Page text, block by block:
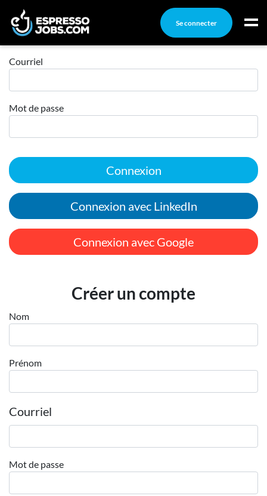
Se connecter
Connexion
Emplois
Ma boîte à outils
Conseils carrière
Nos chroniques
Inscrivez-vous à l'infolettre
Publiez une offre d'emploi
Connexion
Courriel
Mot de passe
Connexion
Connexion avec LinkedIn
Connexion avec Google
Créer un compte
Nom
Prénom
Courriel
Mot de passe